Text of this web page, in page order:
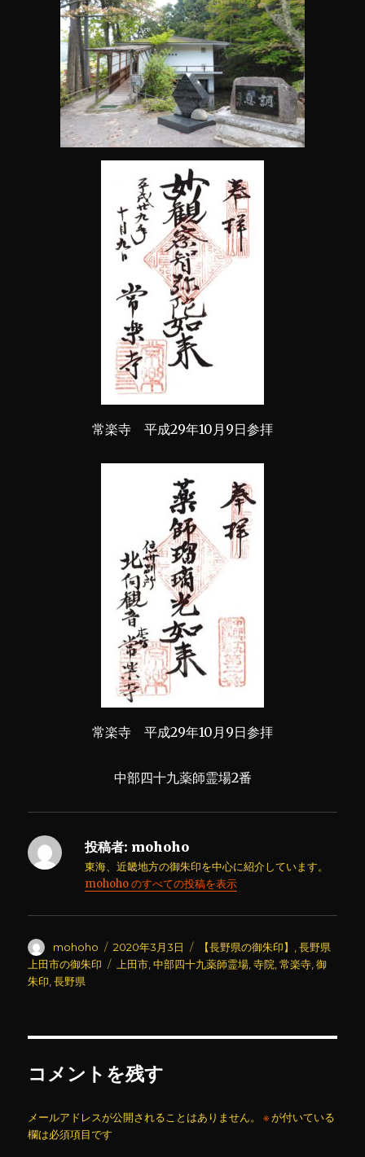
常楽寺 平成29年10月9日参拝
常楽寺 平成29年10月9日参拝
中部四十九薬師霊場2番
投稿者: mohoho
東海、近畿地方の御朱印を中心に紹介しています。
mohoho のすべての投稿を表示
投
稿
者
mohoho
投
稿
2020年3月3日
カ
テ
【長野県の御朱印】 ,長野県
上田市の御朱印
タ
上田市 ,中部四十九薬師霊場 ,寺院 ,常楽寺 ,御
朱印 ,長野県
コメントを残す
メールアドレスが公開されることはありません。 ※が付いている
欄は必須項目です